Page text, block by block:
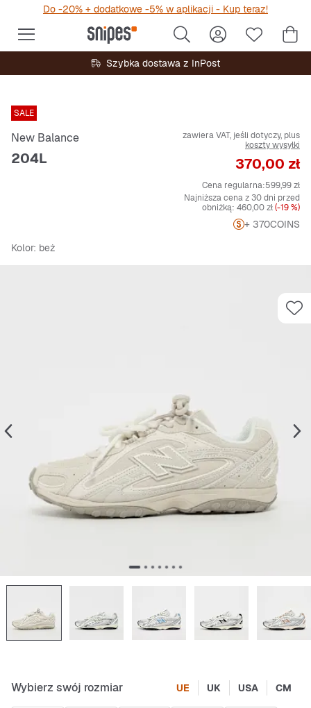
Do -20% + dodatkowe -5% w aplikacji - Kup teraz!
Szybka dostawa z InPost
SALE
New Balance
204L
zawiera VAT, jeśli dotyczy, plus
koszty wysyłki
Cena
370,00 zł
Cena regularna:599,99 zł
Najniższa cena z 30 dni przed
obniżką: 460,00 zł(-19 %)
+ 370COINS
Kolor: beż
Wybierz swój rozmiar UE UK USA CM